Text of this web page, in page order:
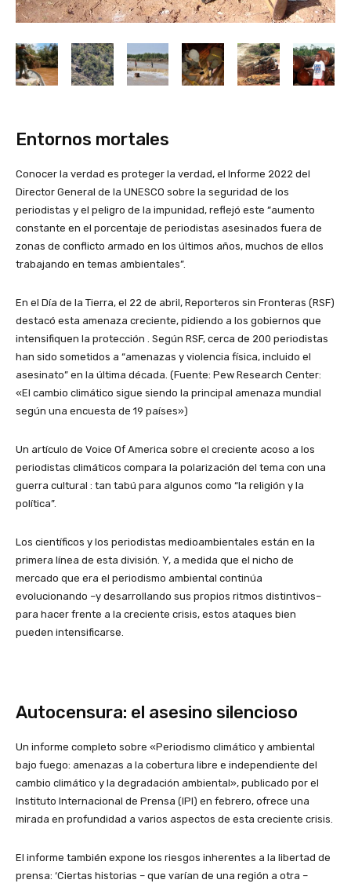
Entornos mortales
Conocer la verdad es proteger la verdad, el Informe 2022 del
Director General de la UNESCO sobre la seguridad de los
periodistas y el peligro de la impunidad, reflejó este “aumento
constante en el porcentaje de periodistas asesinados fuera de
zonas de conflicto armado en los últimos años, muchos de ellos
trabajando en temas ambientales”.
En el Día de la Tierra, el 22 de abril, Reporteros sin Fronteras (RSF)
destacó esta amenaza creciente, pidiendo a los gobiernos que
intensifiquen la protección . Según RSF, cerca de 200 periodistas
han sido sometidos a “amenazas y violencia física, incluido el
asesinato” en la última década. (Fuente: Pew Research Center:
«El cambio climático sigue siendo la principal amenaza mundial
según una encuesta de 19 países»)
Un artículo de Voice Of America sobre el creciente acoso a los
periodistas climáticos compara la polarización del tema con una
guerra cultural : tan tabú para algunos como “la religión y la
política”.
Los científicos y los periodistas medioambientales están en la
primera línea de esta división. Y, a medida que el nicho de
mercado que era el periodismo ambiental continúa
evolucionando –y desarrollando sus propios ritmos distintivos–
para hacer frente a la creciente crisis, estos ataques bien
pueden intensificarse.
Autocensura: el asesino silencioso
Un informe completo sobre «Periodismo climático y ambiental
bajo fuego: amenazas a la cobertura libre e independiente del
cambio climático y la degradación ambiental», publicado por el
Instituto Internacional de Prensa (IPI) en febrero, ofrece una
mirada en profundidad a varios aspectos de esta creciente crisis.
El informe también expone los riesgos inherentes a la libertad de
prensa: ‘Ciertas historias – que varían de una región a otra –